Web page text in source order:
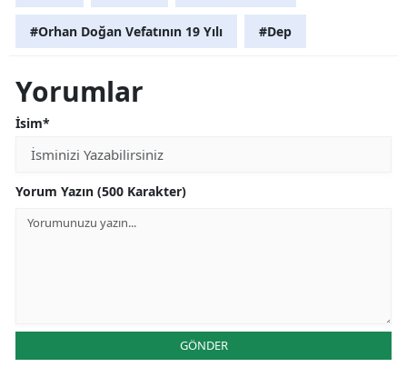
#Orhan Doğan Vefatının 19 Yılı #Dep
Yorumlar
İsim*
Yorum Yazın (500 Karakter)
GÖNDER